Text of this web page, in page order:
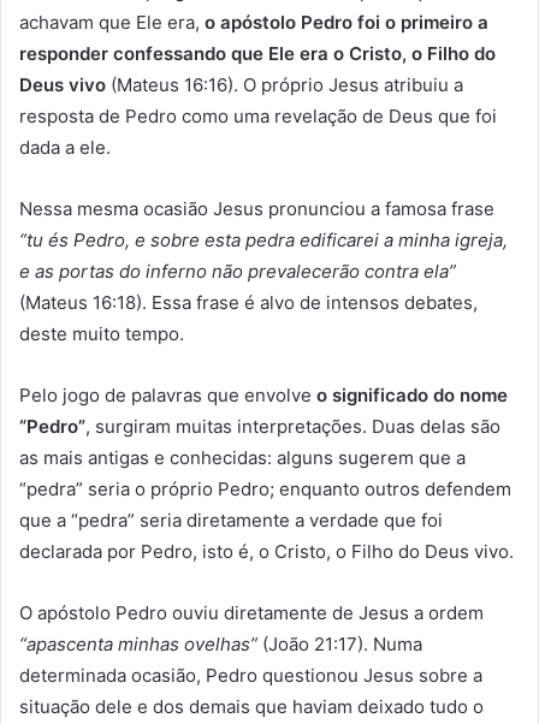
achavam que Ele era, o apóstolo Pedro foi o primeiro a
responder confessando que Ele era o Cristo, o Filho do
Deus vivo (Mateus 16:16). O próprio Jesus atribuiu a
resposta de Pedro como uma revelação de Deus que foi
dada a ele.
Nessa mesma ocasião Jesus pronunciou a famosa frase
“tu és Pedro, e sobre esta pedra edificarei a minha igreja,
e as portas do inferno não prevalecerão contra ela”
(Mateus 16:18). Essa frase é alvo de intensos debates,
deste muito tempo.
Pelo jogo de palavras que envolve o significado do nome
“Pedro”, surgiram muitas interpretações. Duas delas são
as mais antigas e conhecidas: alguns sugerem que a
“pedra” seria o próprio Pedro; enquanto outros defendem
que a “pedra” seria diretamente a verdade que foi
declarada por Pedro, isto é, o Cristo, o Filho do Deus vivo.
O apóstolo Pedro ouviu diretamente de Jesus a ordem
“apascenta minhas ovelhas” (João 21:17). Numa
determinada ocasião, Pedro questionou Jesus sobre a
situação dele e dos demais que haviam deixado tudo o